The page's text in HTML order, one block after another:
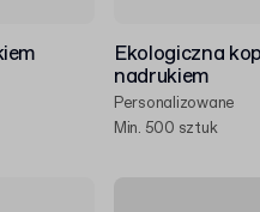
Ekologiczna
nadrukiem
Personalizowane
Min. 500 sztuk